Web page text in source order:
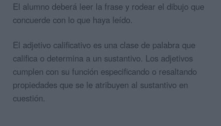
El alumno deberá leer la frase y rodear el dibujo que
concuerde con lo que haya leído.
El adjetivo calificativo es una clase de palabra que
califica o determina a un sustantivo. Los adjetivos
cumplen con su función especificando o resaltando
propiedades que se le atribuyen al sustantivo en
cuestión.